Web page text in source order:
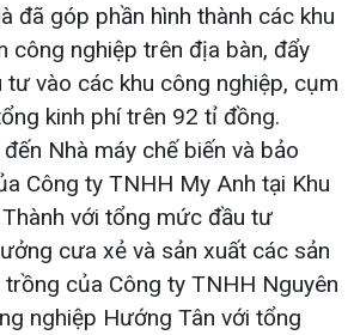
đã góp phần hình thành các khu
công nghiệp trên địa bàn, đẩy
tư vào các khu công nghiệp, cụm
kinh phí trên 92 tỉ đồng.
Nhà máy chế biến và bảo
Công ty TNHH My Anh tại Khu
với tổng mức đầu tư
cưa xẻ và sản xuất các sản
của Công ty TNHH Nguyên
nghiệp Hướng Tân với tổng